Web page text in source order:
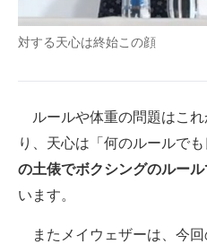
対する天心は終始この顔
ルールや体重の問題はこれ
り、天心は「何のルールでも
の土俵でボクシングのルー
います。
またメイウェザーは、今回